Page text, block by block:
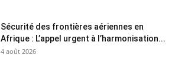
Sécurité des frontières aériennes en
Afrique : L’appel urgent à l’harmonisation...
4 août 2026